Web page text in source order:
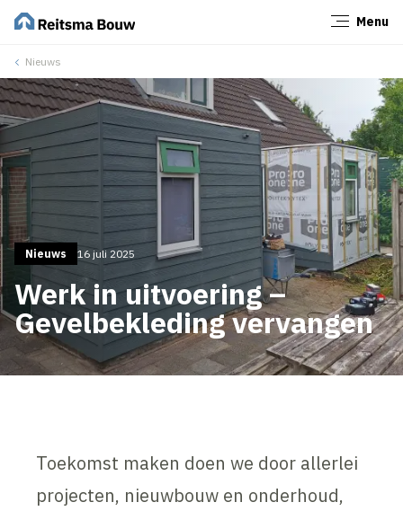
Menu
Nieuws
Nieuws 16 juli 2025
Werk in uitvoering –
Gevelbekleding vervangen
Toekomst maken doen we door allerlei
projecten, nieuwbouw en onderhoud,
Sluiten